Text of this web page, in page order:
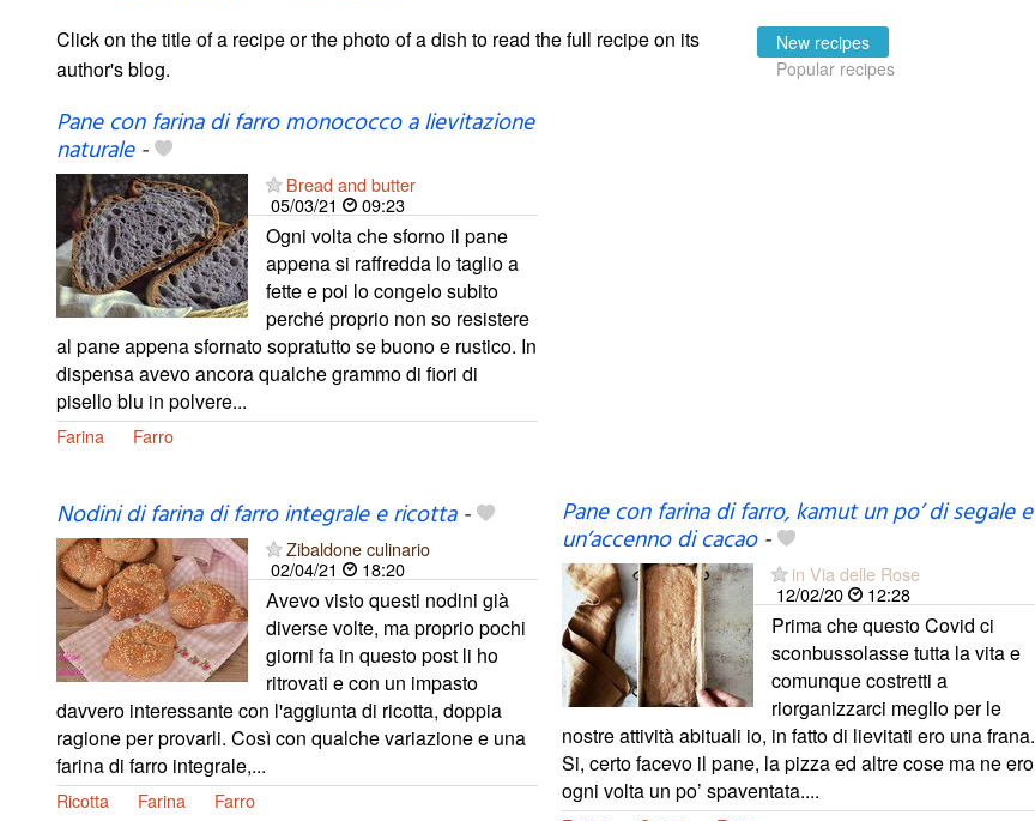
Click on the title of a recipe or the photo of a dish to read the full recipe on its
author's blog.
New recipes
Popular recipes
Pane con farina di farro monococco a lievitazione
naturale-
Bread and butter
05/03/21
09:23
Ogni volta che sforno il pane
appena si raffredda lo taglio a
fette e poi lo congelo subito
perché proprio non so resistere
al pane appena sfornato sopratutto se buono e rustico. In
dispensa avevo ancora qualche grammo di fiori di
pisello blu in polvere...
Farina Farro
Nodini di farina di farro integrale e ricotta-
Zibaldone culinario
02/04/21
18:20
Avevo visto questi nodini già
diverse volte, ma proprio pochi
giorni fa in questo post li ho
ritrovati e con un impasto
davvero interessante con l'aggiunta di ricotta, doppia
ragione per provarli. Così con qualche variazione e una
farina di farro integrale,...
Ricotta Farina Farro
Pane con farina di farro, kamut un po’ di segale e
un’accenno di cacao-
in Via delle Rose
12/02/20
12:28
Prima che questo Covid ci
sconbussolasse tutta la vita e
comunque costretti a
riorganizzarci meglio per le
nostre attività abituali io, in fatto di lievitati ero una frana.
Si, certo facevo il pane, la pizza ed altre cose ma ne ero
ogni volta un po’ spaventata....